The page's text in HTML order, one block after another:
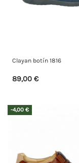
Clayan botín 1816
89,00 €
-4,00 €